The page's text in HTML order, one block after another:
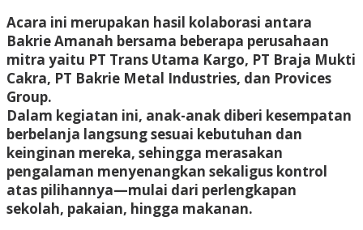
Acara ini merupakan hasil kolaborasi antara
Bakrie Amanah bersama beberapa perusahaan
mitra yaitu PT Trans Utama Kargo, PT Braja Mukti
Cakra, PT Bakrie Metal Industries, dan Provices
Group.
Dalam kegiatan ini, anak-anak diberi kesempatan
berbelanja langsung sesuai kebutuhan dan
keinginan mereka, sehingga merasakan
pengalaman menyenangkan sekaligus kontrol
atas pilihannya—mulai dari perlengkapan
sekolah, pakaian, hingga makanan.